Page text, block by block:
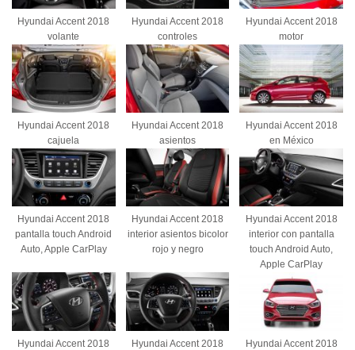
Hyundai Accent 2018
volante
Hyundai Accent 2018
controles
Hyundai Accent 2018
motor
Hyundai Accent 2018
cajuela
Hyundai Accent 2018
asientos
Hyundai Accent 2018
en México
Hyundai Accent 2018
pantalla touch Android
Auto, Apple CarPlay
Hyundai Accent 2018
interior asientos bicolor
rojo y negro
Hyundai Accent 2018
interior con pantalla
touch Android Auto,
Apple CarPlay
Hyundai Accent 2018
Hyundai Accent 2018
Hyundai Accent 2018